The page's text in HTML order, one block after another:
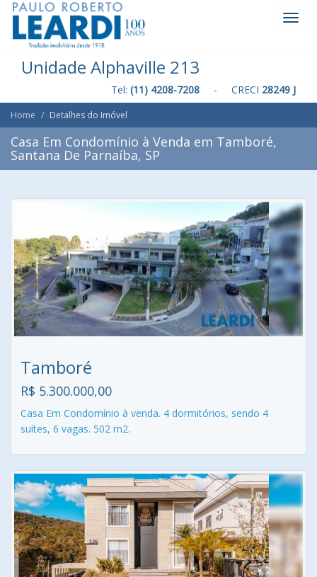
Unidade Alphaville 213
Tel: (11) 4208-7208 - CRECI 28249 J
Home Detalhes do Imóvel
Casa Em Condomínio à Venda em Tamboré,
Santana De Parnaíba, SP
Tamboré
R$ 5.300.000,00
Casa Em Condomínio à venda. 4 dormitórios, sendo 4
suítes, 6 vagas. 502 m2.